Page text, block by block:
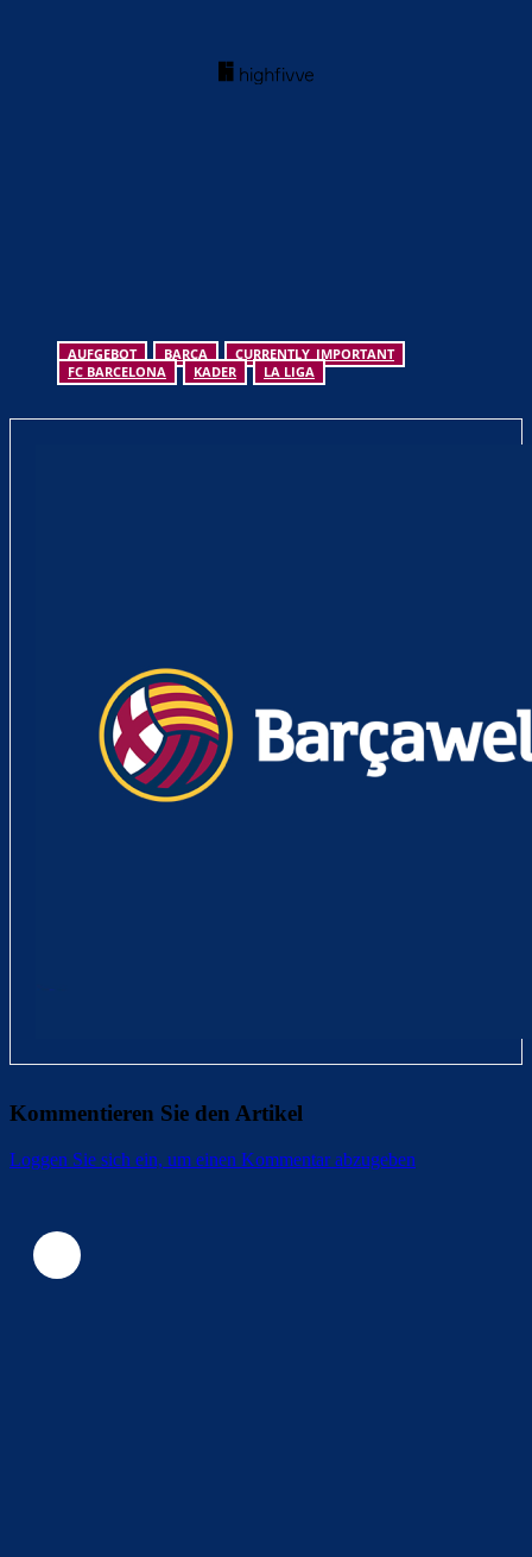
AUFGEBOT BARCA
CURRENTLY_IMPORTANT
FC BARCELONA
KADER LA LIGA
Kommentieren Sie den Artikel
Loggen Sie sich ein, um einen Kommentar abzugeben